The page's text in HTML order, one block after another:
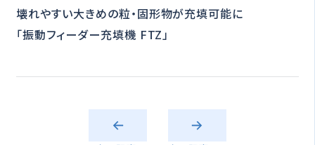
壊れやすい大きめの粒・固形物が充填可能に
「振動フィーダー充填機 FTZ」